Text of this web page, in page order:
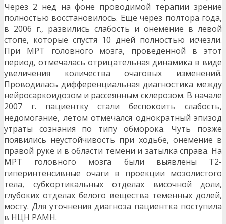
Через 2 нед на фоне проводимой те­рапии зрение
полностью восстановилось. Еще че­рез полтора года,
в 2006 г., развились слабость и онемение в левой
стопе, которые спустя 10 дней полностью исчезли.
При МРТ головного мозга, проведенной в этот
период, отмечалась отрица­тельная динамика в виде
увеличения количества очаговых изменений.
Проводилась дифференци­альная диагностика между
нейросаркоидозом и рассеянным склерозом. В начале
2007 г. пациент­ку стали беспокоить слабость,
недомогание, летом отмечался однократный эпизод
утраты сознания по типу обморока. Чуть позже
появились неустой­чивость при ходьбе, онемение в
правой руке и в области темени и затылка справа. На
МРТ голов­ного мозга были выявлены Т2-
гиперинтенсивные очаги в проекции мозолистого
тела, субкортикаль­ных отделах височной доли,
глубоких отделах бе­лого вещества теменных долей,
мосту. Для уточ­нения диагноза пациентка поступила
в НЦН РАМН.